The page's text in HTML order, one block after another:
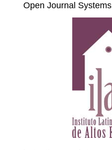
Open Journal Systems